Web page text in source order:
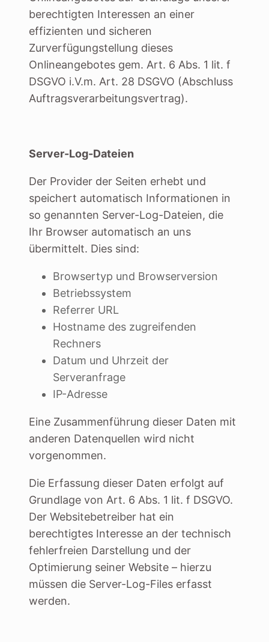
berechtigten Interessen an einer
effizienten und sicheren
Zurverfügungstellung dieses
Onlineangebotes gem. Art. 6 Abs. 1 lit. f
DSGVO i.V.m. Art. 28 DSGVO (Abschluss
Auftragsverarbeitungsvertrag).
Server-Log-Dateien
Der Provider der Seiten erhebt und
speichert automatisch Informationen in
so genannten Server-Log-Dateien, die
Ihr Browser automatisch an uns
übermittelt. Dies sind:
Browsertyp und Browserversion
Betriebssystem
Referrer URL
Hostname des zugreifenden
Rechners
Datum und Uhrzeit der
Serveranfrage
IP-Adresse
Eine Zusammenführung dieser Daten mit
anderen Datenquellen wird nicht
vorgenommen.
Die Erfassung dieser Daten erfolgt auf
Grundlage von Art. 6 Abs. 1 lit. f DSGVO.
Der Websitebetreiber hat ein
berechtigtes Interesse an der technisch
fehlerfreien Darstellung und der
Optimierung seiner Website – hierzu
müssen die Server-Log-Files erfasst
werden.